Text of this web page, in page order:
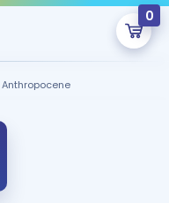
0
Boş.
onlarca eğitim seni
Anthropocene